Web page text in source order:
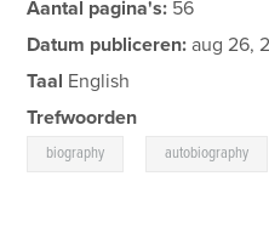
Aantal pagina's: 56
Datum publiceren: aug 26,
Taal English
Trefwoorden
biography autobiography